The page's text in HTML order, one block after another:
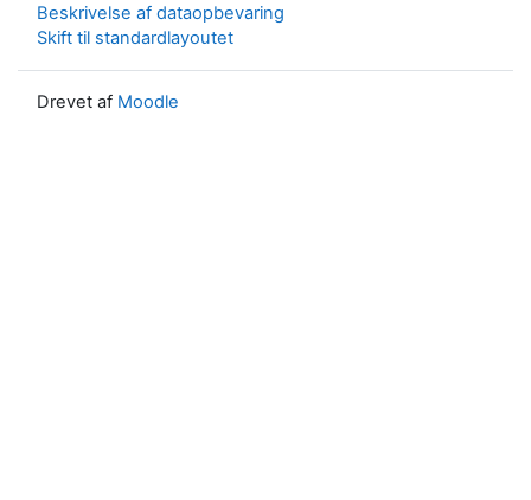
Beskrivelse af dataopbevaring
Skift til standardlayoutet
Drevet af Moodle